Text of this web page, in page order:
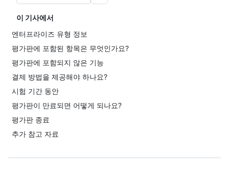
이 기사에서
엔터프라이즈 유형 정보
평가판에 포함된 항목은 무엇인가요?
평가판에 포함되지 않은 기능
결제 방법을 제공해야 하나요?
시험 기간 동안
평가판이 만료되면 어떻게 되나요?
평가판 종료
추가 참고 자료